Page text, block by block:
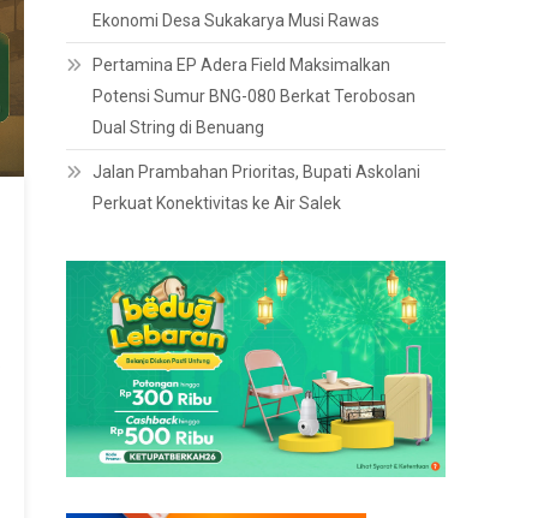
Ekonomi Desa Sukakarya Musi Rawas
Pertamina EP Adera Field Maksimalkan
Potensi Sumur BNG-080 Berkat Terobosan
Dual String di Benuang
Jalan Prambahan Prioritas, Bupati Askolani
Perkuat Konektivitas ke Air Salek